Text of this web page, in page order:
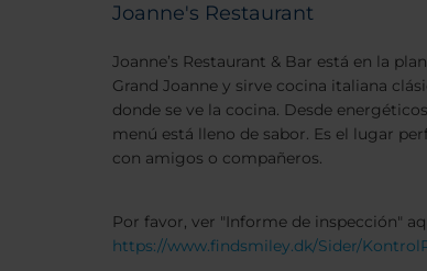
Joanne's Restaurant
Joanne’s Restaurant & Bar está en la
Grand Joanne y sirve cocina italiana
donde se ve la cocina. Desde
menú está lleno de sabor. Es el lugar
con amigos o compañeros.
Por favor, ver "Informe de inspección"
https://www.findsmiley.dk/Sider/